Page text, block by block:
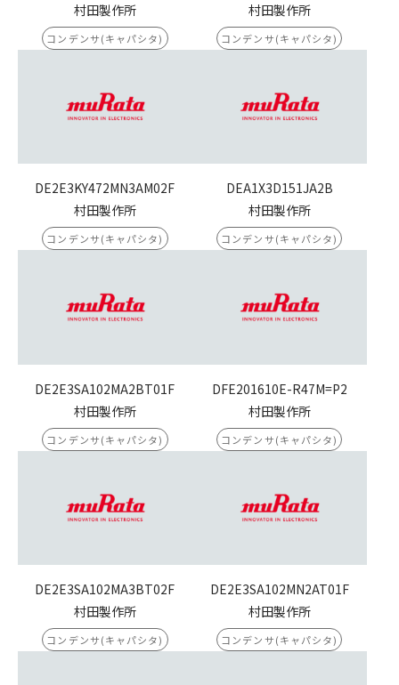
村田製作所
コンデンサ(キャパシタ)
村田製作所
コンデンサ(キャパシタ)
DE2E3KY472MN3AM02F
村田製作所
コンデンサ(キャパシタ)
DEA1X3D151JA2B
村田製作所
コンデンサ(キャパシタ)
DE2E3SA102MA2BT01F
村田製作所
コンデンサ(キャパシタ)
DFE201610E-R47M=P2
村田製作所
コンデンサ(キャパシタ)
DE2E3SA102MA3BT02F
村田製作所
コンデンサ(キャパシタ)
DE2E3SA102MN2AT01F
村田製作所
コンデンサ(キャパシタ)